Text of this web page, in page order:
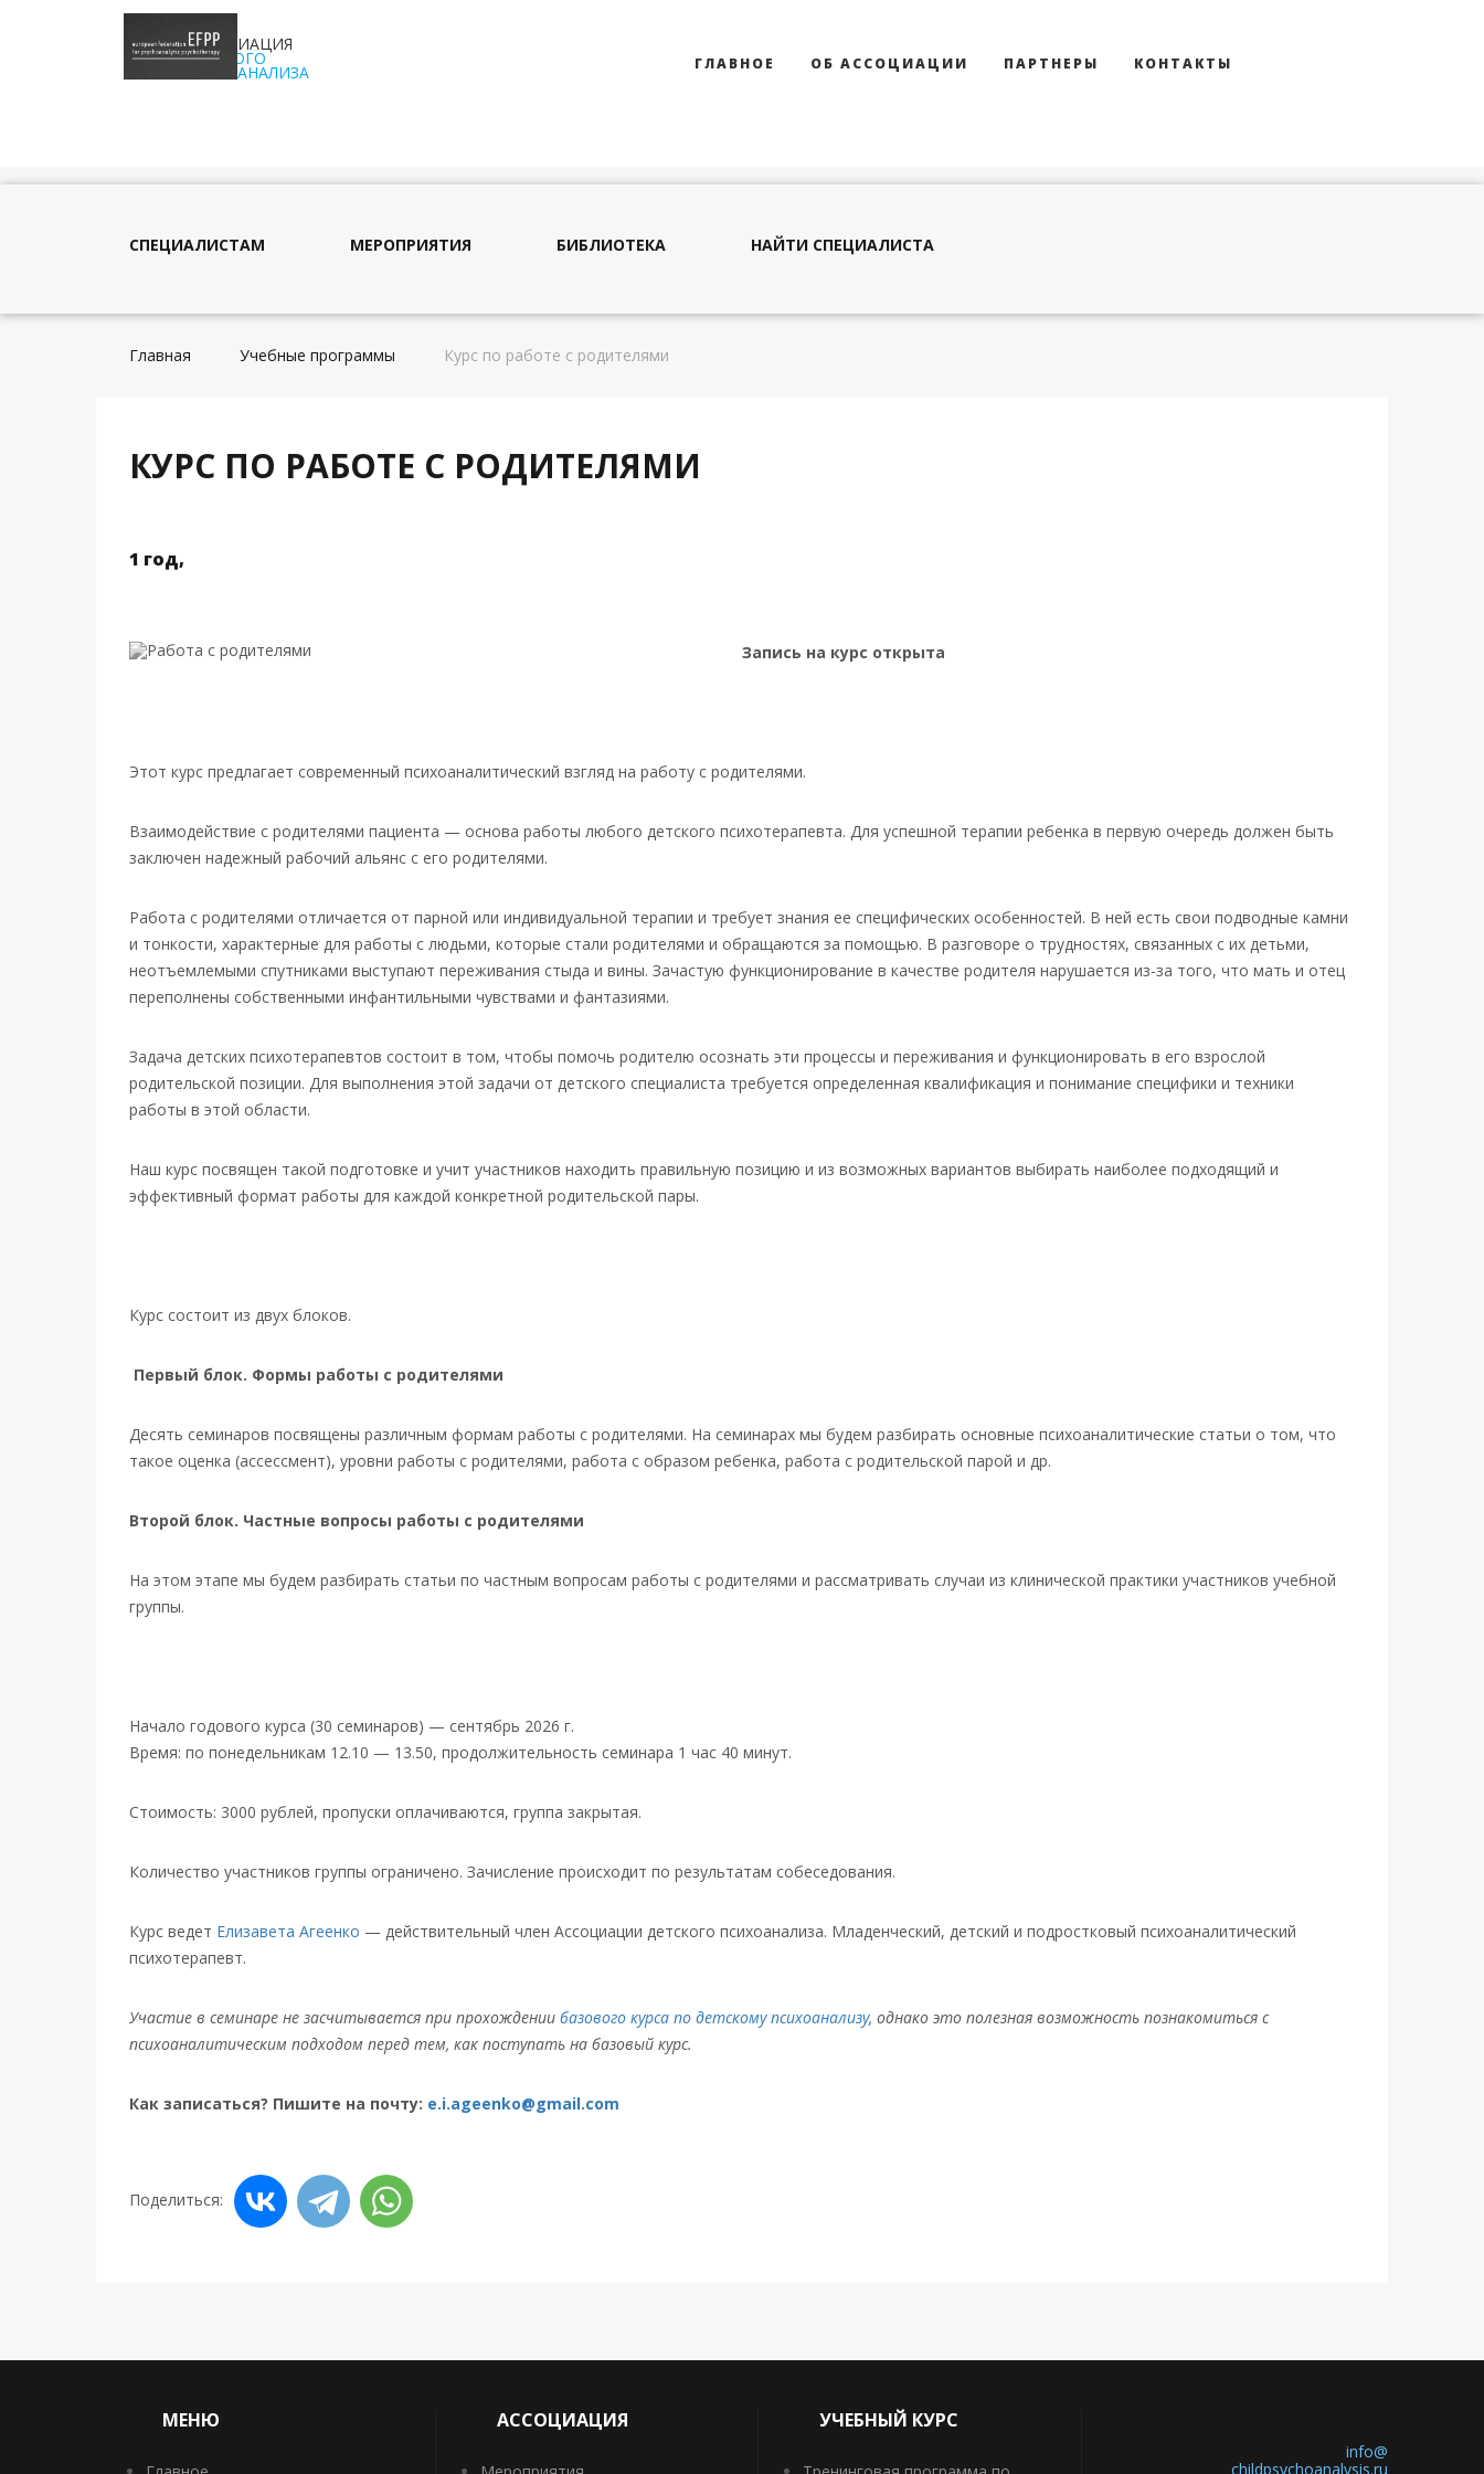
АССОЦИАЦИЯ
ДЕТСКОГО
ПСИХОАНАЛИЗА ГЛАВНОЕ ОБ АССОЦИАЦИИ ПАРТНЕРЫ КОНТАКТЫ
СПЕЦИАЛИСТАМ МЕРОПРИЯТИЯ БИБЛИОТЕКА НАЙТИ СПЕЦИАЛИСТА
Главная Учебные программы Курс по работе с родителями
КУРС ПО РАБОТЕ С РОДИТЕЛЯМИ
1 год,
Запись на курс открыта
Этот курс предлагает современный психоаналитический взгляд на работу с родителями.
Взаимодействие с родителями пациента — основа работы любого детского психотерапевта. Для успешной терапии ребенка в первую очередь должен быть
заключен надежный рабочий альянс с его родителями.
Работа с родителями отличается от парной или индивидуальной терапии и требует знания ее специфических особенностей. В ней есть свои подводные камни
и тонкости, характерные для работы с людьми, которые стали родителями и обращаются за помощью. В разговоре о трудностях, связанных с их детьми,
неотъемлемыми спутниками выступают переживания стыда и вины. Зачастую функционирование в качестве родителя нарушается из-за того, что мать и отец
переполнены собственными инфантильными чувствами и фантазиями.
Задача детских психотерапевтов состоит в том, чтобы помочь родителю осознать эти процессы и переживания и функционировать в его взрослой
родительской позиции. Для выполнения этой задачи от детского специалиста требуется определенная квалификация и понимание специфики и техники
работы в этой области.
Наш курс посвящен такой подготовке и учит участников находить правильную позицию и из возможных вариантов выбирать наиболее подходящий и
эффективный формат работы для каждой конкретной родительской пары.
Курс состоит из двух блоков.
Первый блок. Формы работы с родителями
Десять семинаров посвящены различным формам работы с родителями. На семинарах мы будем разбирать основные психоаналитические статьи о том, что
такое оценка (ассессмент), уровни работы с родителями, работа с образом ребенка, работа с родительской парой и др.
Второй блок. Частные вопросы работы с родителями
На этом этапе мы будем разбирать статьи по частным вопросам работы с родителями и рассматривать случаи из клинической практики участников учебной
группы.
Начало годового курса (30 семинаров) — сентябрь 2026 г.
Время: по понедельникам 12.10 — 13.50, продолжительность семинара 1 час 40 минут.
Стоимость: 3000 рублей, пропуски оплачиваются, группа закрытая.
Количество участников группы ограничено. Зачисление происходит по результатам собеседования.
Курс ведет Елизавета Агеенко — действительный член Ассоциации детского психоанализа. Младенческий, детский и подростковый психоаналитический
психотерапевт.
Участие в семинаре не засчитывается при прохождении базового курса по детскому психоанализу, однако это полезная возможность познакомиться с
психоаналитическим подходом перед тем, как поступать на базовый курс.
Как записаться? Пишите на почту: e.i.ageenko@gmail.com
Поделиться:
МЕНЮ АССОЦИАЦИЯ УЧЕБНЫЙ КУРС
info@
childpsychoanalysis.ru